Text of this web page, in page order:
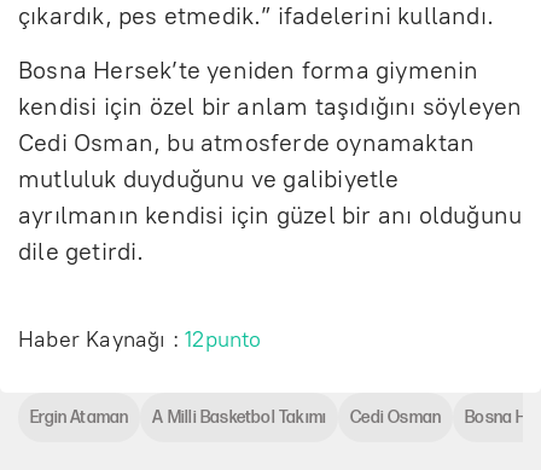
çıkardık, pes etmedik.” ifadelerini kullandı.
Bosna Hersek’te yeniden forma giymenin
kendisi için özel bir anlam taşıdığını söyleyen
Cedi Osman, bu atmosferde oynamaktan
mutluluk duyduğunu ve galibiyetle
ayrılmanın kendisi için güzel bir anı olduğunu
dile getirdi.
Haber Kaynağı :12punto
Ergin Ataman A Milli Basketbol Takımı Cedi Osman Bosna